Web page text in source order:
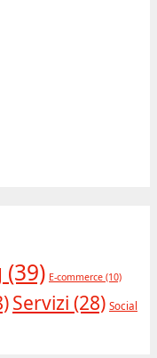
(39) E-commerce (10)
Servizi (28) Social